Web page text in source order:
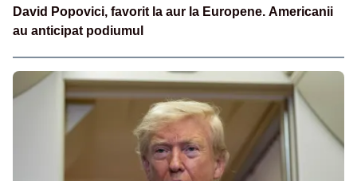
David Popovici, favorit la aur la Europene. Americanii
au anticipat podiumul